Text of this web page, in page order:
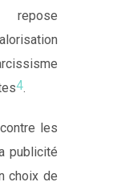
4.
les
publicité
choix de